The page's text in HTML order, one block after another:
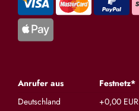
Anrufer aus Festnetz*
Deutschland
+0,00 EUR